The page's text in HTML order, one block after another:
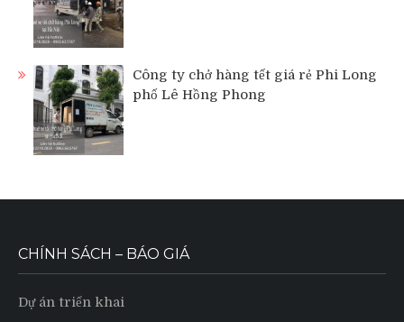
Công ty chở hàng tết giá rẻ Phi Long
phố Lê Hồng Phong
CHÍNH SÁCH – BÁO GIÁ
Dự án triển khai